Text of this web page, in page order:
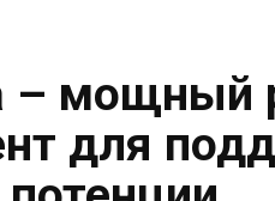
– мощный
для